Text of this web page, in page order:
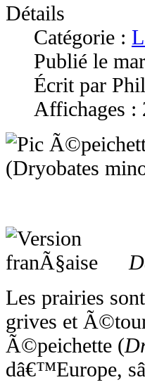
Détails
Catégorie :
Publié le
Écrit par
Affichages :
Les prairies
grives et
Ã©peichette (
dâ€™Europe,